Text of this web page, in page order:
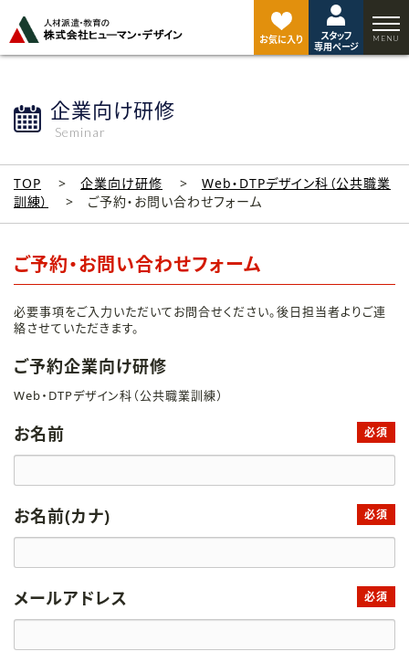
お気に入り
スタッフ
専用ページ
企業向け研修
Seminar
TOP 企業向け研修
Web・DTPデザイン科（公共職業
訓練）
ご予約・お問い合わせフォーム
ご予約・お問い合わせフォーム
必要事項をご入力いただいてお問合せください。後日担当者よりご連
絡させていただきます。
ご予約企業向け研修
Web・DTPデザイン科（公共職業訓練）
お名前 必須
お名前(カナ) 必須
メールアドレス 必須
ジ
ト